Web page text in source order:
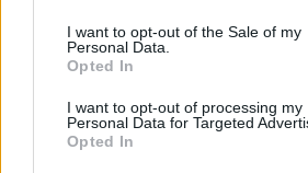
I want to opt-out of the Sale of my
Personal Data.
Opted In
I want to opt-out of processing my
Personal Data for Targeted
Opted In
Οριστικό: Πάρθηκε η